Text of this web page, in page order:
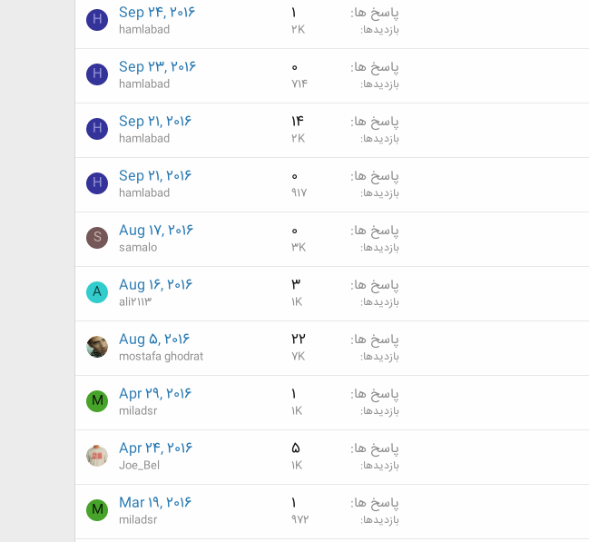
پاسخ ها 1
بازدیدها 2K
Sep 24, 2016
hamlabad
H
پاسخ ها 0
بازدیدها 714
Sep 23, 2016
hamlabad
H
پاسخ ها 14
بازدیدها 2K
Sep 21, 2016
hamlabad
H
پاسخ ها 0
بازدیدها 917
Sep 21, 2016
hamlabad
H
پاسخ ها 0
بازدیدها 3K
Aug 17, 2016
samalo
S
پاسخ ها 3
بازدیدها 1K
Aug 16, 2016
ali2113
A
پاسخ ها 22
بازدیدها 7K
Aug 5, 2016
mostafa ghodrat
پاسخ ها 1
بازدیدها 1K
Apr 29, 2016
miladsr
M
پاسخ ها 5
بازدیدها 1K
Apr 24, 2016
Joe_Bel
پاسخ ها 1
بازدیدها 972
Mar 19, 2016
miladsr
M